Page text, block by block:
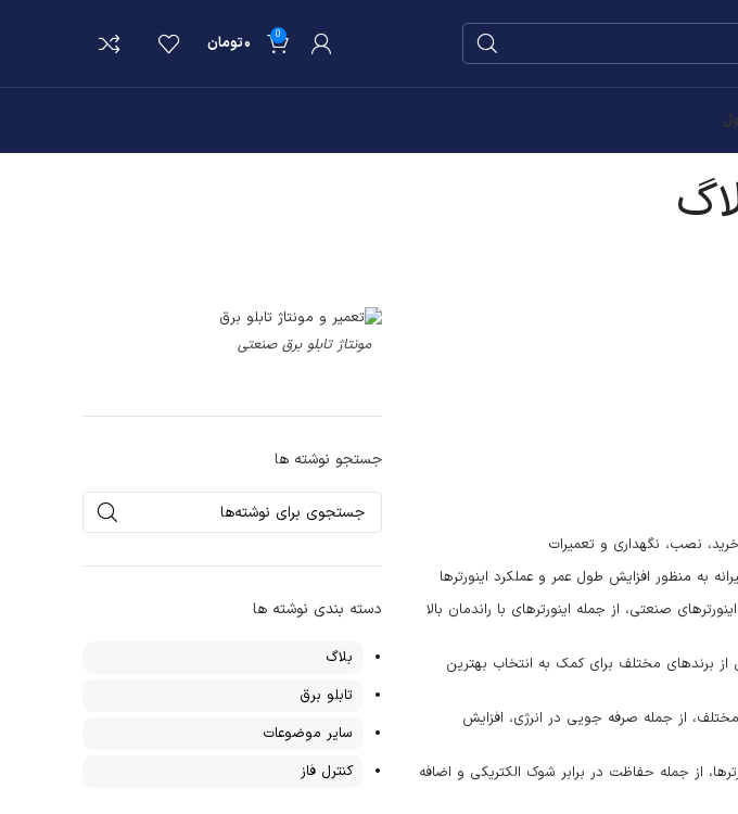
0 ۰تومان
نصب، نگهداری و تعمیرات
به منظور افزایش طول عمر و عملکرد اینورترها
صنعتی، از جمله اینورترهای با راندمان بالا
برندهای مختلف برای کمک به انتخاب بهترین
از جمله صرفه جویی در انرژی، افزایش
از جمله حفاظت در برابر شوک الکتریکی و اضافه
مونتاژ تابلو برق صنعتی
جستجو نوشته ها
دسته بندی نوشته ها
بلاگ
تابلو برق
سایر موضوعات
کنترل فاز